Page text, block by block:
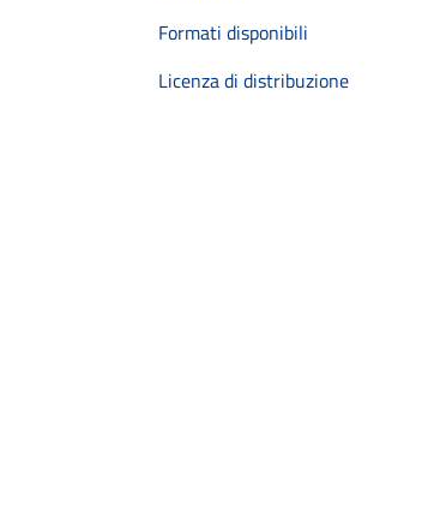
Formati disponibili
Licenza di distribuzione